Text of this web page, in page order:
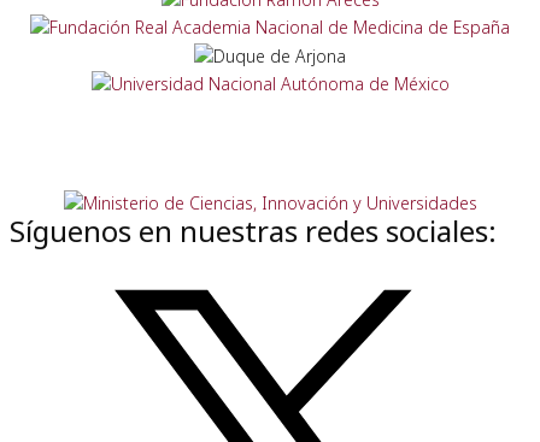
Síguenos en nuestras redes sociales: